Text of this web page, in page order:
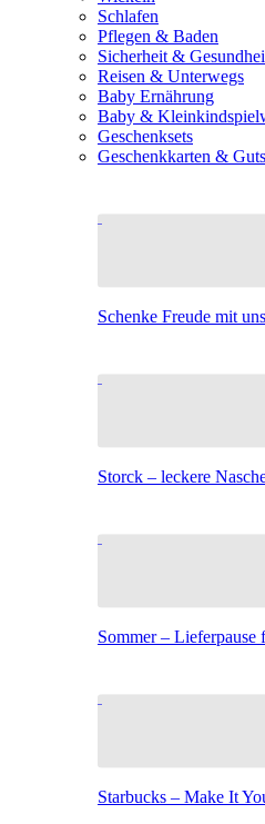
Schlafen
Pflegen & Baden
Sicherheit &
Reisen & Unterwegs
Baby Ernährung
Baby &
Geschenksets
Geschenkkarten &
Schenke Freude mit
Storck – leckere
Sommer – Lieferpause
Starbucks – Make It